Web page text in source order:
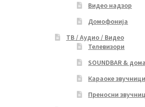
Видео надзор
Домофонија
ТВ / Аудио / Видео
Телевизори
SOUNDBAR &
Караоке звучници
Преносни